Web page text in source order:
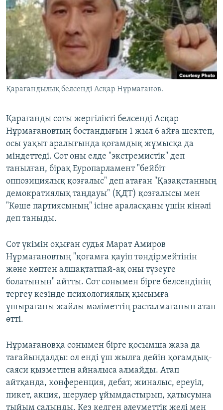
ЖАЗЫЛЫҢЫЗ
Басқа тілдерде
Қарағандылық белсенді Асқар Нұрмағанов.
Қарағанды соты жергілікті белсенді Асқар
Нұрмағановтың бостандығын 1 жыл 6 айға шектеп,
осы уақыт аралығында қоғамдық жұмысқа да
міндеттеді. Сот оны елде "экстремистік" деп
танылған, бірақ Еуропарламент "бейбіт
оппозициялық қозғалыс" деп атаған "Қазақстанның
демократиялық таңдауы" (ҚДТ) қозғалысы мен
"Көше партиясының" ісіне араласқаны үшін кінәлі
деп таныды.
Сот үкімін оқыған судья Марат Амиров
Нұрмағановтың "қоғамға қауіп төндірмейтінін
және көптен алшақтатпай-ақ оны түзеуге
болатынын" айтты. Сот сонымен бірге белсендінің
тергеу кезінде психологиялық қысымға
ұшырағаны жайлы мәліметтің расталмағанын атап
өтті.
Нұрмағановқа сонымен бірге қосымша жаза да
тағайындалды: ол енді үш жылға дейін қоғамдық-
саяси қызметпен айналыса алмайды. Атап
айтқанда, конференция, дебат, жиналыс, ереуіл,
пикет, акция, шерулер ұйымдастырып, қатысуына
тыйым салынды. Кез келген әлеуметтік желі мен